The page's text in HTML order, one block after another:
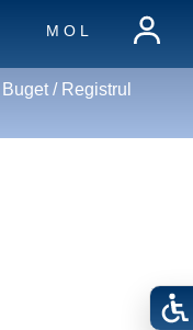
M O L
Buget/ Registrul